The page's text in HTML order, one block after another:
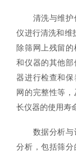
清洗与维护仪
仪进行清洗和维
除筛网上残留
和仪器的其他
器进行检查和
网的完整性等
长仪器的使用寿
数据分析与记
分析，包括筛